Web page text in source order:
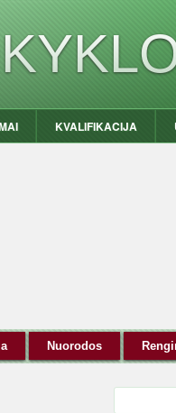
KVALIFIKACIJA
Nuorodos